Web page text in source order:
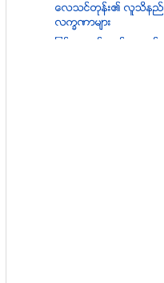
ေလသင္တုန္း၏ လူသိနည္းေ
လကၡဏာမ်ား
ျမန္မာ့ဆက္သြယ္ေရးလုပ္